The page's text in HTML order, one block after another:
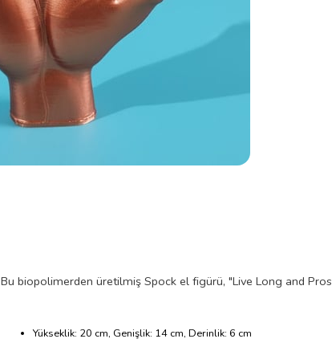
Bu biopolimerden üretilmiş Spock el figürü, "Live Long and
Yükseklik: 20 cm, Genişlik: 14 cm, Derinlik: 6 cm